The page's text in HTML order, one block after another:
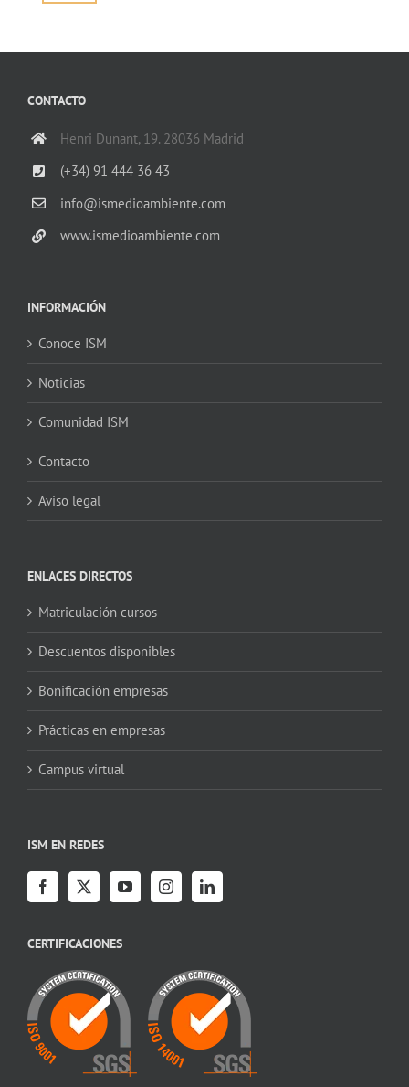
CONTACTO
Henri Dunant, 19. 28036 Madrid
(+34) 91 444 36 43
info@ismedioambiente.com
www.ismedioambiente.com
INFORMACIÓN
Conoce ISM
Noticias
Comunidad ISM
Contacto
Aviso legal
ENLACES DIRECTOS
Matriculación cursos
Descuentos disponibles
Bonificación empresas
Prácticas en empresas
Campus virtual
ISM EN REDES
CERTIFICACIONES